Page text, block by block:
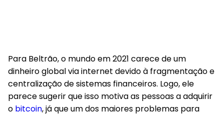
Para Beltrão, o mundo em 2021 carece de um
dinheiro global via internet devido à fragmentação e
centralização de sistemas financeiros. Logo, ele
parece sugerir que isso motiva as pessoas a adquirir
o bitcoin, já que um dos maiores problemas para